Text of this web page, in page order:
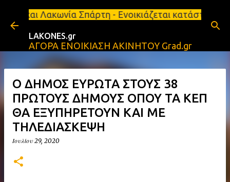
Μετάβαση στο κύριο περιεχόμενο
Σπάρτη - Ενοικιάζεται κατάστημα 134 τ.μ,
LAKONES.gr
ΑΓΟΡΑ ΕΝΟΙΚΙΑΣΗ ΑΚΙΝΗΤΟΥ Grad.gr
Ο ΔΗΜΟΣ ΕΥΡΩΤΑ ΣΤΟΥΣ 38
ΠΡΩΤΟΥΣ ΔΗΜΟΥΣ ΟΠΟΥ ΤΑ ΚΕΠ
ΘΑ ΕΞΥΠΗΡΕΤΟΥΝ ΚΑΙ ΜΕ
ΤΗΛΕΔΙΑΣΚΕΨΗ
Ιουλίου 29, 2020